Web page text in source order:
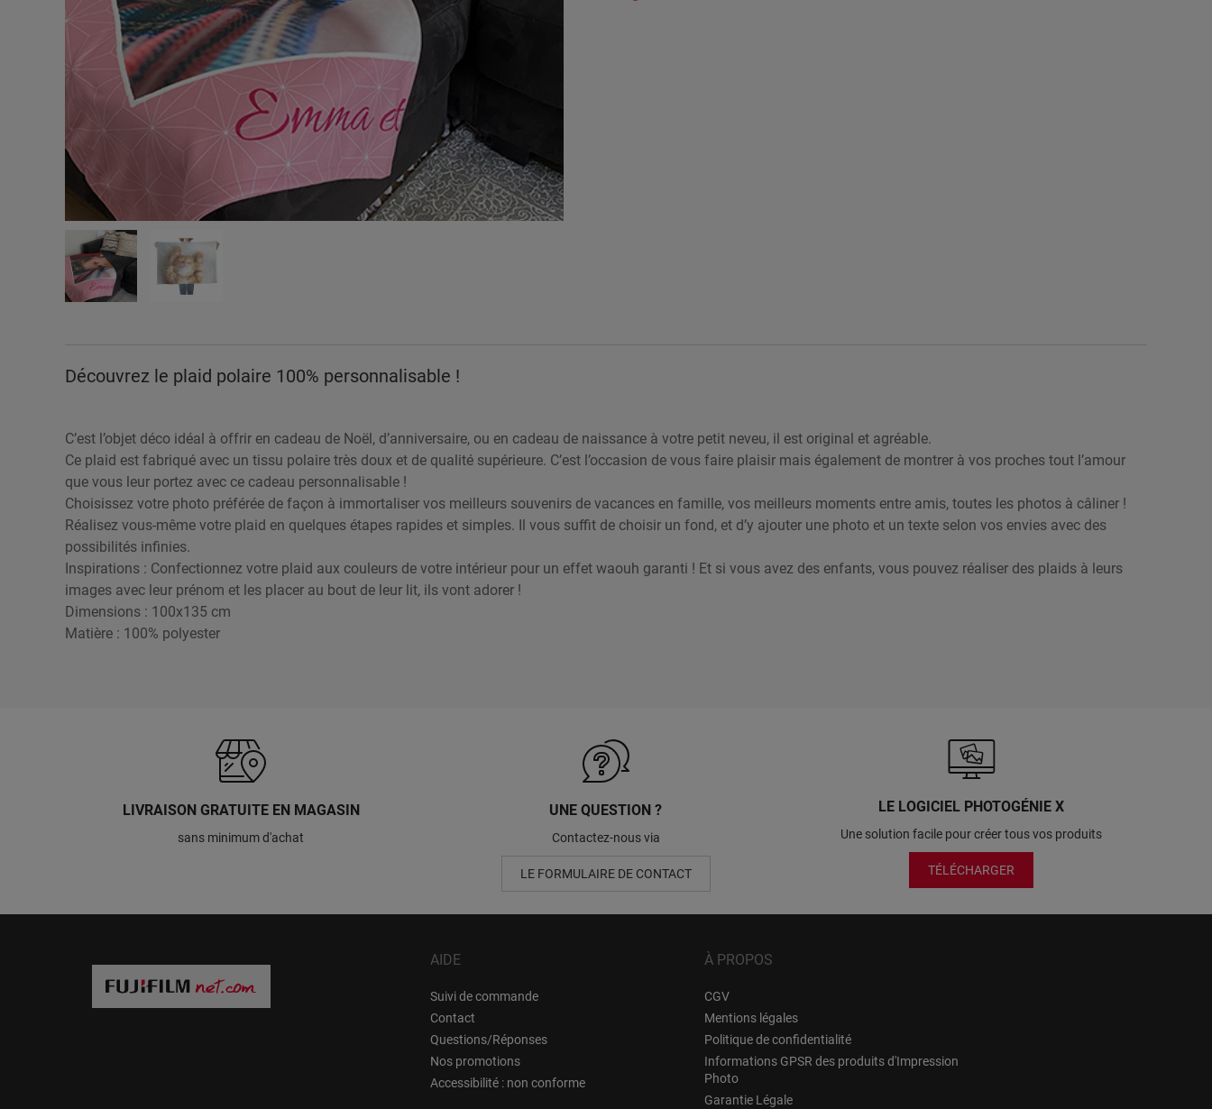
Découvrez le plaid polaire 100% personnalisable !
C’est l’objet déco idéal à offrir en cadeau de Noël, d’anniversaire, ou en cadeau de naissance à votre petit neveu, il est original et agréable.
Ce plaid est fabriqué avec un tissu polaire très doux et de qualité supérieure. C’est l’occasion de vous faire plaisir mais également de montrer à vos proches tout l’amour
que vous leur portez avec ce cadeau personnalisable !
Choisissez votre photo préférée de façon à immortaliser vos meilleurs souvenirs de vacances en famille, vos meilleurs moments entre amis, toutes les photos à câliner !
Réalisez vous-même votre plaid en quelques étapes rapides et simples. Il vous suffit de choisir un fond, et d’y ajouter une photo et un texte selon vos envies avec des
possibilités infinies.
Inspirations : Confectionnez votre plaid aux couleurs de votre intérieur pour un effet waouh garanti ! Et si vous avez des enfants, vous pouvez réaliser des plaids à leurs
images avec leur prénom et les placer au bout de leur lit, ils vont adorer !
Dimensions : 100x135 cm
Matière : 100% polyester
LIVRAISON GRATUITE EN MAGASIN
sans minimum d'achat
UNE QUESTION ?
Contactez-nous via
LE FORMULAIRE DE CONTACT
LE LOGICIEL PHOTOGÉNIE X
Une solution facile pour créer tous vos produits
TÉLÉCHARGER
AIDE
Suivi de commande
Contact
Questions/Réponses
Nos promotions
Accessibilité : non conforme
À PROPOS
CGV
Mentions légales
Politique de confidentialité
Informations GPSR des produits d'Impression
Photo
Garantie Légale